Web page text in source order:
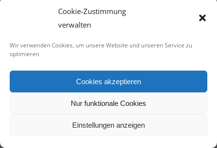
Cookie-Zustimmung
verwalten
Wir verwenden Cookies, um unsere Website und unseren Service zu
optimieren.
Cookies akzeptieren
Nur funktionale Cookies
Einstellungen anzeigen